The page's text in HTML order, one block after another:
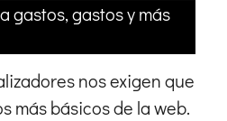
gastos, gastos y más
nos exigen que
más básicos de la web.